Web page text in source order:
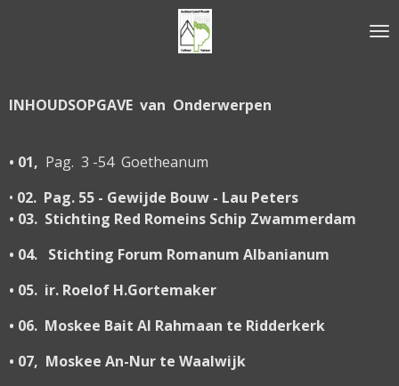
hoofdinhoud
INHOUDSOPGAVE van Onderwerpen
• 01, Pag. 3 -54 Goetheanum
• 02. Pag. 55 - Gewijde Bouw - Lau Peters
• 03. Stichting Red Romeins Schip Zwammerdam
• 04. Stichting Forum Romanum Albanianum
• 05. ir. Roelof H.Gortemaker
• 06. Moskee Bait Al Rahmaan te Ridderkerk
• 07, Moskee An-Nur te Waalwijk